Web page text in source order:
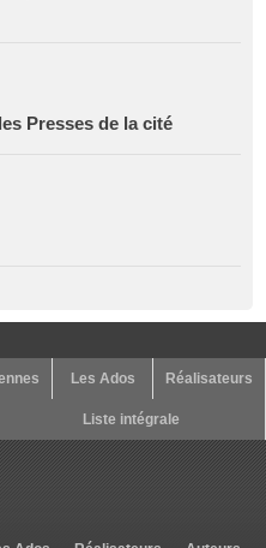
Presses de la cité
Les Ados Réalisateurs
Liste intégrale